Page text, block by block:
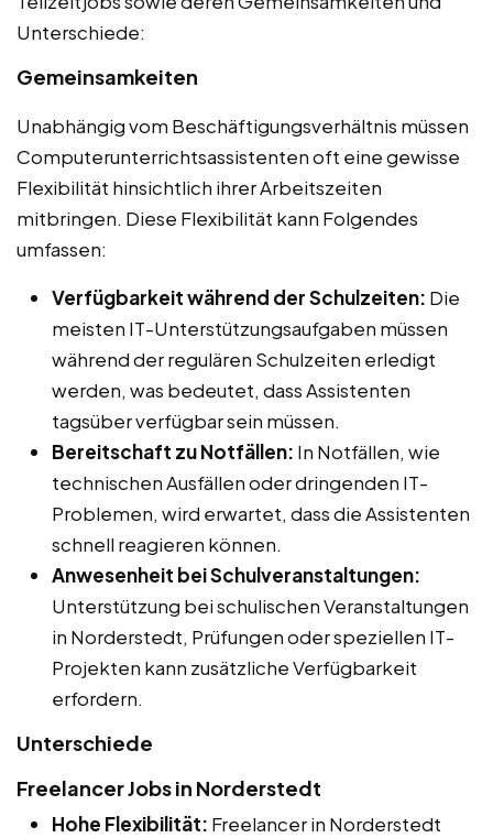
Unterschiede:
Gemeinsamkeiten
Unabhängig vom Beschäftigungsverhältnis müssen
Computerunterrichtsassistenten oft eine gewisse
Flexibilität hinsichtlich ihrer Arbeitszeiten
mitbringen. Diese Flexibilität kann Folgendes
umfassen:
Verfügbarkeit während der Schulzeiten: Die
meisten IT-Unterstützungsaufgaben müssen
während der regulären Schulzeiten erledigt
werden, was bedeutet, dass Assistenten
tagsüber verfügbar sein müssen.
Bereitschaft zu Notfällen: In Notfällen, wie
technischen Ausfällen oder dringenden IT-
Problemen, wird erwartet, dass die Assistenten
schnell reagieren können.
Anwesenheit bei Schulveranstaltungen:
Unterstützung bei schulischen Veranstaltungen
in Norderstedt, Prüfungen oder speziellen IT-
Projekten kann zusätzliche Verfügbarkeit
erfordern.
Unterschiede
Freelancer Jobs in Norderstedt
Hohe Flexibilität: Freelancer in Norderstedt